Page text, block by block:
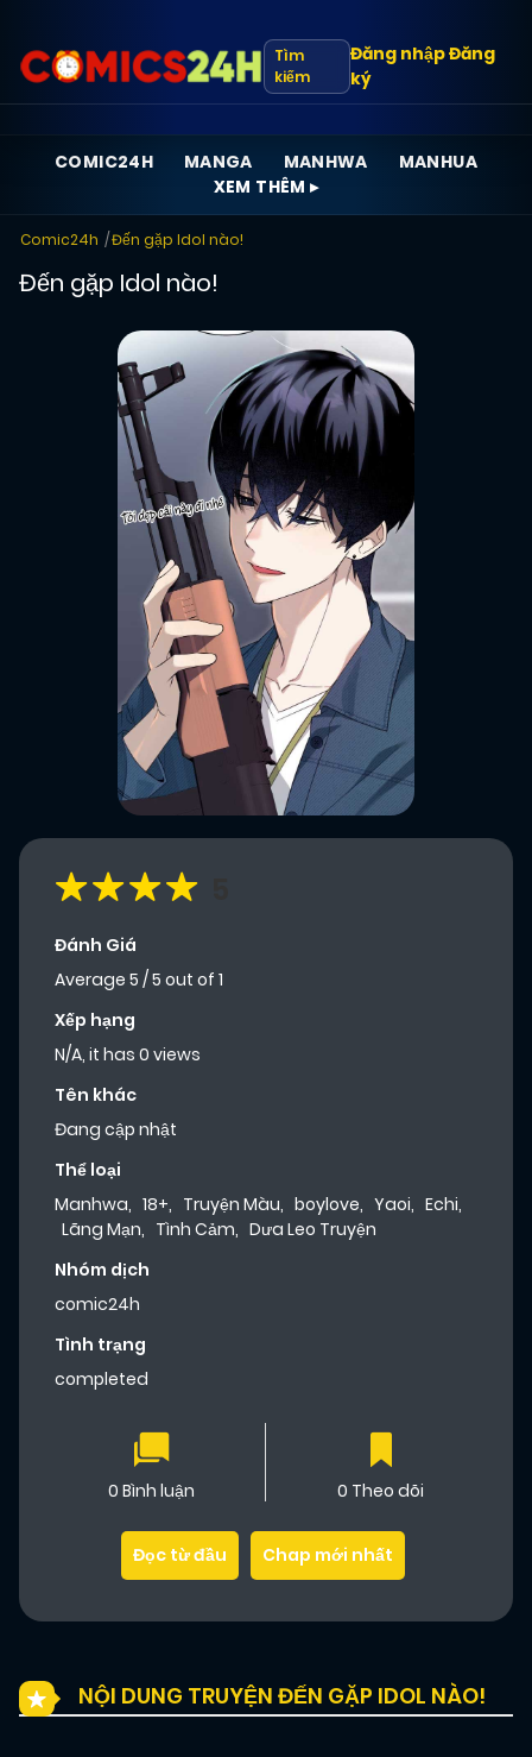
Tìm
kiếm
Đăng nhậpĐăng
ký
COMIC24H MANGA MANHWA
MANHUA
XEM THÊM ▸
Comic24h Đến gặp Idol nào!
Đến gặp Idol nào!
Đánh Giá
Average 5 /5 out of 1
Xếp hạng
N/A, it has 0 views
Tên khác
Đang cập nhật
Thể loại
Manhwa, 18+, Truyện Màu, boylove, Yaoi, Echi,
Lãng Mạn, Tình Cảm, Dưa Leo Truyện
Nhóm dịch
comic24h
Tình trạng
completed
0 Bình luận 0 Theo dõi
Đọc từ đầu Chap mới nhất
NỘI DUNG TRUYỆN ĐẾN GẶP IDOL NÀO!